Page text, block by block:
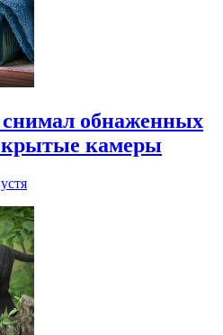
обнаженных
камеры